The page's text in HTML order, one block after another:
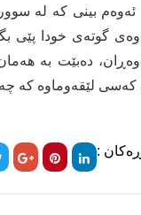
بینی کە لە
گوتەی خودا پێی
دەبێت بە
کە چەند سەدەیەک
: